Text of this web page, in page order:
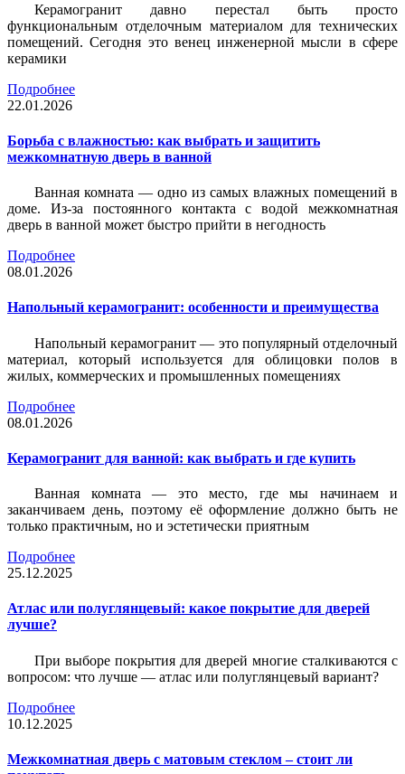
Керамогранит давно перестал быть просто
функциональным отделочным материалом для технических
помещений. Сегодня это венец инженерной мысли в сфере
керамики
Подробнее
22.01.2026
Борьба с влажностью: как выбрать и защитить
межкомнатную дверь в ванной
Ванная комната — одно из самых влажных помещений в
доме. Из-за постоянного контакта с водой межкомнатная
дверь в ванной может быстро прийти в негодность
Подробнее
08.01.2026
Напольный керамогранит: особенности и преимущества
Напольный керамогранит — это популярный отделочный
материал, который используется для облицовки полов в
жилых, коммерческих и промышленных помещениях
Подробнее
08.01.2026
Керамогранит для ванной: как выбрать и где купить
Ванная комната — это место, где мы начинаем и
заканчиваем день, поэтому её оформление должно быть не
только практичным, но и эстетически приятным
Подробнее
25.12.2025
Атлас или полуглянцевый: какое покрытие для дверей
лучше?
При выборе покрытия для дверей многие сталкиваются с
вопросом: что лучше — атлас или полуглянцевый вариант?
Подробнее
10.12.2025
Межкомнатная дверь с матовым стеклом – стоит ли